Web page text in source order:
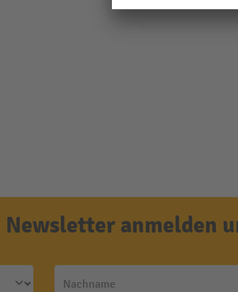
Newsletter anmelden
Nachname